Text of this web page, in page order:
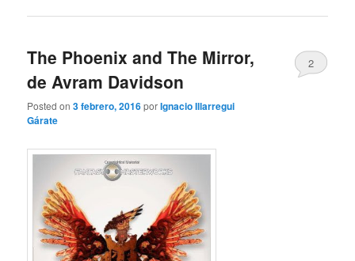
The Phoenix and The Mirror,
de Avram Davidson
Posted on3 febrero, 2016porIgnacio Illarregui
Gárate
2